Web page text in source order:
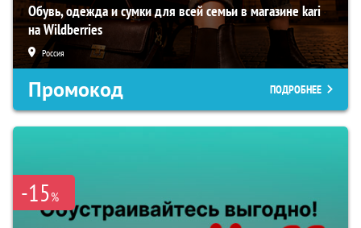
Обувь, одежда и сумки для всей семьи в магазине kari
на Wildberries
Россия
Промокод ПОДРОБНЕЕ
-15%